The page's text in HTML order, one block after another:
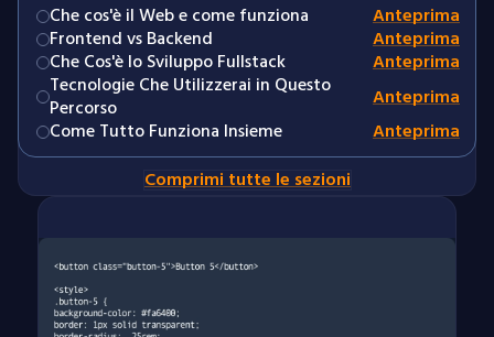
Che cos'è il Web e come funziona
Anteprima
Frontend vs Backend
Anteprima
Che Cos'è lo Sviluppo Fullstack
Anteprima
Tecnologie Che Utilizzerai in Questo
Percorso
Anteprima
Come Tutto Funziona Insieme
Anteprima
Comprimi tutte le sezioni